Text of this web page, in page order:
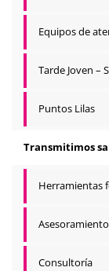
Equipos de
Tarde Joven –
Puntos Lilas
Transmitimos
Herramientas
Consultoría